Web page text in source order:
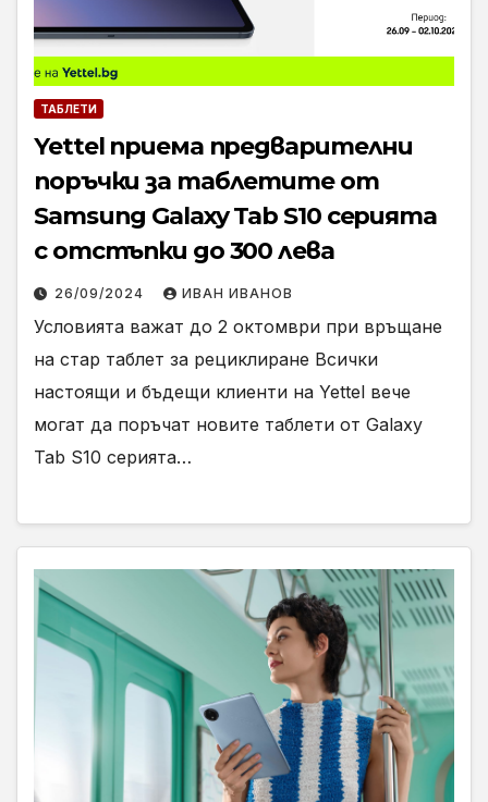
ТАБЛЕТИ
Yettel приема предварителни
поръчки за таблетите от
Samsung Galaxy Tab S10 серията
с отстъпки до 300 лева
26/09/2024 ИВАН ИВАНОВ
Условията важат до 2 октомври при връщане
на стар таблет за рециклиране Всички
настоящи и бъдещи клиенти на Yettel вече
могат да поръчат новите таблети от Galaxy
Tab S10 серията…